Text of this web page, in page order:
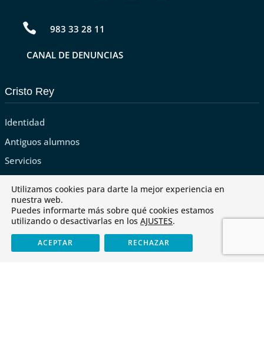
 983 33 28 11
CANAL DE DENUNCIAS
Cristo Rey
Identidad
Antiguos alumnos
Servicios
Últimas noticias
Utilizamos cookies para darte la mejor experiencia en
nuestra web.
Puedes informarte más sobre qué cookies estamos
utilizando o desactivarlas en los AJUSTES.
ACEPTAR RECHAZAR